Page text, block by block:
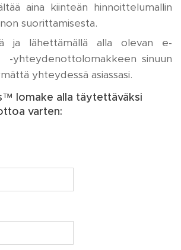
aina kiinteän hinnoittelumallin
suorittamisesta.
ja lähettämällä alla olevan e-
-yhteydenottolomakkeen sinuun
yhteydessä asiassasi.
lomake alla täytettäväksi
varten: